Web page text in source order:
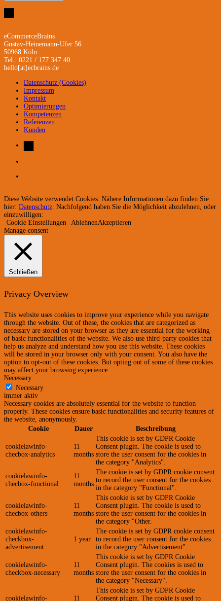
eCommerceBrains
Gustav-Heinemann-Ufer 56
50968 Köln
Tel.: 0221 / 177 347 40
hello[at]ecbrains.de
Datenschutz (Cookies)
Impressum
Kontakt
Optimierungen
Kompetenzen
Referenzen
Kunden
Diese Website verwendet Cookies. Nähere Informationen dazu finden Sie
hier: Datenschutz . Nachfolgend haben Sie die Möglichkeit abzulehnen, oder
einzuwilligen:
Cookie Einstellungen
AblehnenAkzeptieren
Manage consent
Schließen
Privacy Overview
This website uses cookies to improve your experience while you navigate
through the website. Out of these, the cookies that are categorized as
necessary are stored on your browser as they are essential for the working
of basic functionalities of the website. We also use third-party cookies that
help us analyze and understand how you use this website. These cookies
will be stored in your browser only with your consent. You also have the
option to opt-out of these cookies. But opting out of some of these cookies
may affect your browsing experience.
Necessary
Necessary
immer aktiv
Necessary cookies are absolutely essential for the website to function
properly. These cookies ensure basic functionalities and security features of
the website, anonymously.
Cookie
Dauer Beschreibung
cookielawinfo-
checbox-analytics
11
months
This cookie is set by GDPR Cookie
Consent plugin. The cookie is used to
store the user consent for the cookies in
the category "Analytics".
cookielawinfo-
checbox-functional
11
months
The cookie is set by GDPR cookie consent
to record the user consent for the cookies
in the category "Functional".
cookielawinfo-
checbox-others
11
months
This cookie is set by GDPR Cookie
Consent plugin. The cookie is used to
store the user consent for the cookies in
the category "Other.
cookielawinfo-
checkbox-
advertisement
1 year
The cookie is set by GDPR cookie consent
to record the user consent for the cookies
in the category "Advertisement".
cookielawinfo-
checkbox-necessary
11
months
This cookie is set by GDPR Cookie
Consent plugin. The cookies is used to
store the user consent for the cookies in
the category "Necessary".
cookielawinfo-
11
This cookie is set by GDPR Cookie
Consent plugin. The cookie is used to